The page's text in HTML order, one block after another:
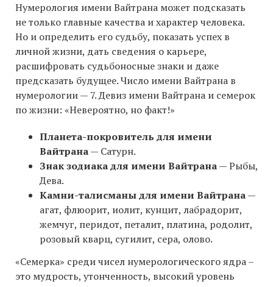
Нумерология имени Вайтрана может подсказать
не только главные качества и характер человека.
Но и определить его судьбу, показать успех в
личной жизни, дать сведения о карьере,
расшифровать судьбоносные знаки и даже
предсказать будущее. Число имени Вайтрана в
нумерологии — 7. Девиз имени Вайтрана и семерок
по жизни: «Невероятно, но факт!»
Планета-покровитель для имени
Вайтрана— Сатурн.
Знак зодиака для имени Вайтрана— Рыбы,
Дева.
Камни-талисманы для имени Вайтрана—
агат, флюорит, иолит, кунцит, лабрадорит,
жемчуг, перидот, петалит, платина, родолит,
розовый кварц, сугилит, сера, олово.
«Семерка» среди чисел нумерологического ядра –
это мудрость, утонченность, высокий уровень